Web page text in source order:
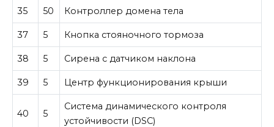
35 50 Контроллер домена тела
37 5 Кнопка стояночного тормоза
38 5 Сирена с датчиком наклона
39 5 Центр функционирования крыши
40 5
Система динамического контроля
устойчивости (DSC)